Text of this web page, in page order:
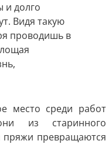
и долго
Видя такую
проводишь в
место среди работ
из старинного
пряжи превращаются